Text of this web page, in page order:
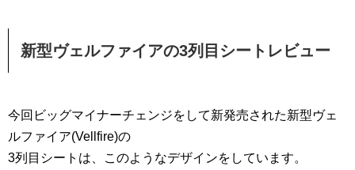
新型ヴェルファイアの3列目シートレビュー
今回ビッグマイナーチェンジをして新発売された新型ヴェ
ルファイア(Vellfire)の
3列目シートは、このようなデザインをしています。